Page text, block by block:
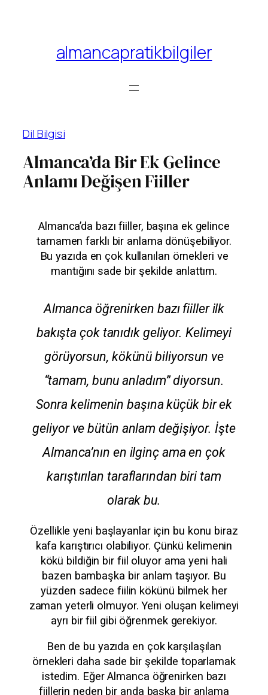
almancapratikbilgiler
Dil Bilgisi
Almanca’da Bir Ek Gelince
Anlamı Değişen Fiiller
Almanca’da bazı fiiller, başına ek gelince
tamamen farklı bir anlama dönüşebiliyor.
Bu yazıda en çok kullanılan örnekleri ve
mantığını sade bir şekilde anlattım.
Almanca öğrenirken bazı fiiller ilk
bakışta çok tanıdık geliyor. Kelimeyi
görüyorsun, kökünü biliyorsun ve
“tamam, bunu anladım” diyorsun.
Sonra kelimenin başına küçük bir ek
geliyor ve bütün anlam değişiyor. İşte
Almanca’nın en ilginç ama en çok
karıştırılan taraflarından biri tam
olarak bu.
Özellikle yeni başlayanlar için bu konu biraz
kafa karıştırıcı olabiliyor. Çünkü kelimenin
kökü bildiğin bir fiil oluyor ama yeni hali
bazen bambaşka bir anlam taşıyor. Bu
yüzden sadece fiilin kökünü bilmek her
zaman yeterli olmuyor. Yeni oluşan kelimeyi
ayrı bir fiil gibi öğrenmek gerekiyor.
Ben de bu yazıda en çok karşılaşılan
örnekleri daha sade bir şekilde toparlamak
istedim. Eğer Almanca öğrenirken bazı
fiillerin neden bir anda başka bir anlama